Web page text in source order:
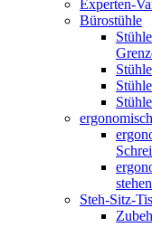
Experten-
Bürostühle
Steh-Sitz-